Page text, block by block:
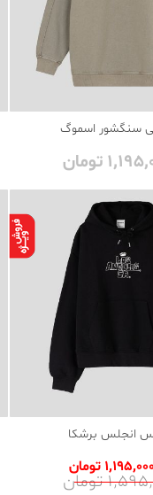
سنگشور اسموگ
تومان
انجلس برشکا
تومان
تومان